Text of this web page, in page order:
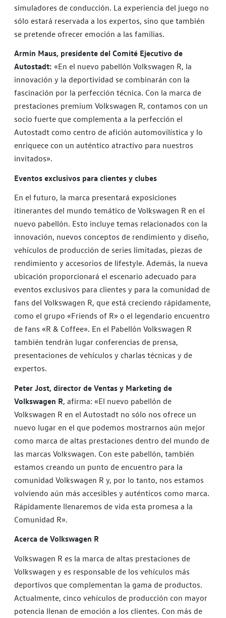
simuladores de conducción. La experiencia del juego no
sólo estará reservada a los expertos, sino que también
se pretende ofrecer emoción a las familias.
Armin Maus, presidente del Comité Ejecutivo de
Autostadt: «En el nuevo pabellón Volkswagen R, la
innovación y la deportividad se combinarán con la
fascinación por la perfección técnica. Con la marca de
prestaciones premium Volkswagen R, contamos con un
socio fuerte que complementa a la perfección el
Autostadt como centro de afición automovilística y lo
enriquece con un auténtico atractivo para nuestros
invitados».
Eventos exclusivos para clientes y clubes
En el futuro, la marca presentará exposiciones
itinerantes del mundo temático de Volkswagen R en el
nuevo pabellón. Esto incluye temas relacionados con la
innovación, nuevos conceptos de rendimiento y diseño,
vehículos de producción de series limitadas, piezas de
rendimiento y accesorios de lifestyle. Además, la nueva
ubicación proporcionará el escenario adecuado para
eventos exclusivos para clientes y para la comunidad de
fans del Volkswagen R, que está creciendo rápidamente,
como el grupo «Friends of R» o el legendario encuentro
de fans «R & Coffee». En el Pabellón Volkswagen R
también tendrán lugar conferencias de prensa,
presentaciones de vehículos y charlas técnicas y de
expertos.
Peter Jost, director de Ventas y Marketing de
Volkswagen R, afirma: «El nuevo pabellón de
Volkswagen R en el Autostadt no sólo nos ofrece un
nuevo lugar en el que podemos mostrarnos aún mejor
como marca de altas prestaciones dentro del mundo de
las marcas Volkswagen. Con este pabellón, también
estamos creando un punto de encuentro para la
comunidad Volkswagen R y, por lo tanto, nos estamos
volviendo aún más accesibles y auténticos como marca.
Rápidamente llenaremos de vida esta promesa a la
Comunidad R».
Acerca de Volkswagen R
Volkswagen R es la marca de altas prestaciones de
Volkswagen y es responsable de los vehículos más
deportivos que complementan la gama de productos.
Actualmente, cinco vehículos de producción con mayor
potencia llenan de emoción a los clientes. Con más de